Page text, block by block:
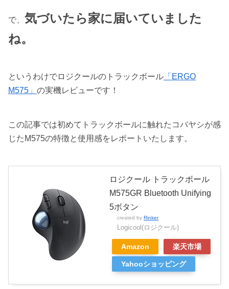
で、 気づいたら家に届いていました
ね。
というわけでロジクールのトラックボール 「ERGO
M575」 の実機レビューです！
この記事では初めてトラックボールに触れたコバヤシが感
じたM575の特徴と使用感をレポートいたします。
ロジクール トラックボール
M575GR Bluetooth Unifying
5ボタン
created by Rinker
Logicool(ロジクール)
Amazon 楽天市場
Yahooショッピング